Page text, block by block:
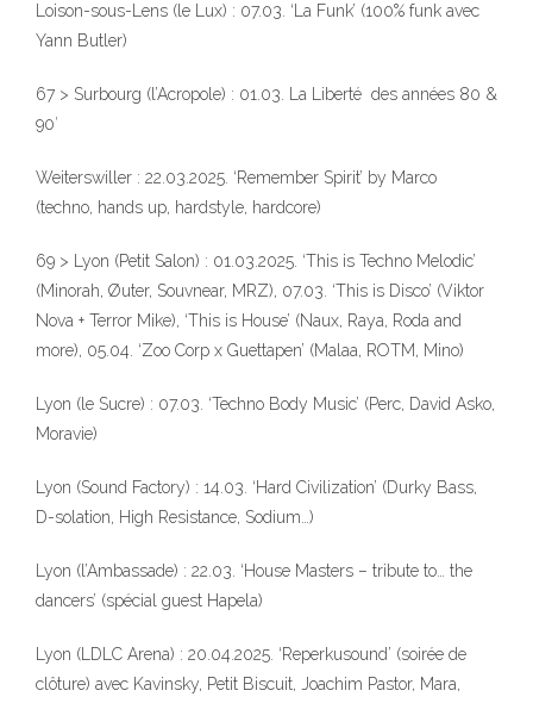
Loison-sous-Lens (le Lux) : 07.03. ‘La Funk’ (100% funk avec
Yann Butler)
67 > Surbourg (l’Acropole) : 01.03. La Liberté des années 80 &
90′
Weiterswiller : 22.03.2025. ‘Remember Spirit’ by Marco
(techno, hands up, hardstyle, hardcore)
69 > Lyon (Petit Salon) : 01.03.2025. ‘This is Techno Melodic’
(Minorah, Øuter, Souvnear, MRZ), 07.03. ‘This is Disco’ (Viktor
Nova + Terror Mike), ‘This is House’ (Naux, Raya, Roda and
more), 05.04. ‘Zoo Corp x Guettapen’ (Malaa, ROTM, Mino)
Lyon (le Sucre) : 07.03. ‘Techno Body Music’ (Perc, David Asko,
Moravie)
Lyon (Sound Factory) : 14.03. ‘Hard Civilization’ (Durky Bass,
D-solation, High Resistance, Sodium…)
Lyon (l’Ambassade) : 22.03. ‘House Masters – tribute to… the
dancers’ (spécial guest Hapela)
Lyon (LDLC Arena) : 20.04.2025. ‘Reperkusound’ (soirée de
clôture) avec Kavinsky, Petit Biscuit, Joachim Pastor, Mara,